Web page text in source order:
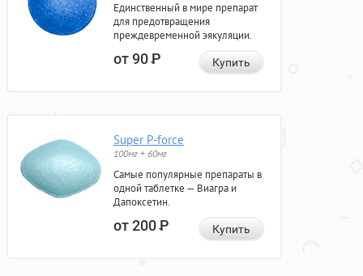
Единственный в мире препарат
для предотвращения
преждевременной эякуляции.
от 90Р Купить
Super P-force
100мг + 60мг
Самые популярные препараты в
одной таблетке — Виагра и
Дапоксетин.
от 200Р Купить